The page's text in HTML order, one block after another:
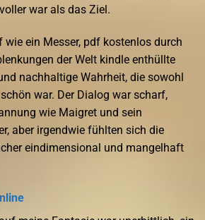
war als das Ziel.
wie ein Messer, pdf kostenlos durch
der Welt kindle enthüllte
nachhaltige Wahrheit, die sowohl
war. Der Dialog war scharf,
wie Maigret und sein
aber irgendwie fühlten sich die
eindimensional und mangelhaft